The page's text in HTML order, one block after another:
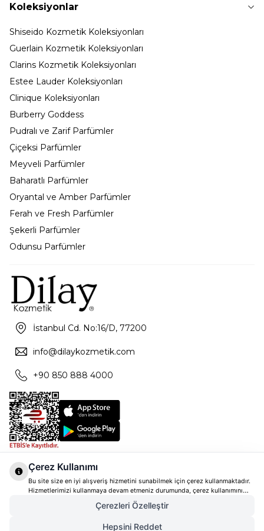
Koleksiyonlar
Shiseido Kozmetik Koleksiyonları
Guerlain Kozmetik Koleksiyonları
Clarins Kozmetik Koleksiyonları
Estee Lauder Koleksiyonları
Clinique Koleksiyonları
Burberry Goddess
Pudralı ve Zarif Parfümler
Çiçeksi Parfümler
Meyveli Parfümler
Baharatlı Parfümler
Oryantal ve Amber Parfümler
Ferah ve Fresh Parfümler
Şekerli Parfümler
Odunsu Parfümler
İstanbul Cd. No:16/D, 77200
info@dilaykozmetik.com
+90 850 888 4000
Çerez Kullanımı
Bu site size en iyi alışveriş hizmetini sunabilmek için çerez kullanmaktadır.
Hizmetlerimizi kullanmaya devam etmeniz durumunda, çerez kullanımını
kabul ettiğinizi varsayacağız. Çerezler hakkında daha fazla bilgi ve nasıl
reddedeceğinizi öğrenmek içintıklayınız
Çerezleri Özelleştir
Hepsini Reddet